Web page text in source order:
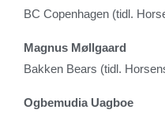
BC Copenhagen (tidl.
Magnus Møllgaard
Bakken Bears (tidl.
Ogbemudia Uagboe